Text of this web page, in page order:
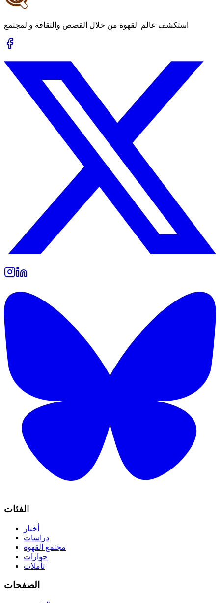
استكشف عالم القهوة من خلال القصص والثقافة والمجتمع
الفئات
أخبار
دراسات
مجتمع القهوة
حوارات
تأملات
الصفحات